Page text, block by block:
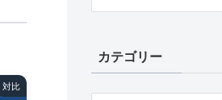
対比
カテゴリー